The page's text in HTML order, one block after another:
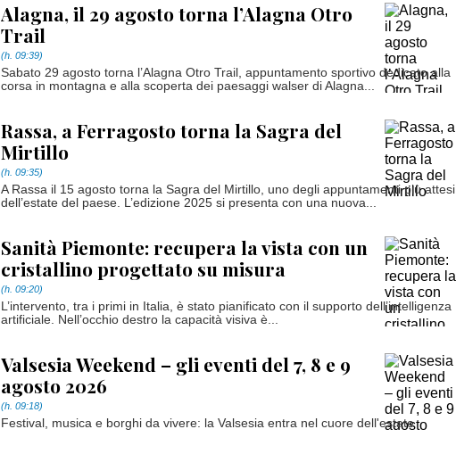
Alagna, il 29 agosto torna l’Alagna Otro
Trail
(h. 09:39)
Sabato 29 agosto torna l’Alagna Otro Trail, appuntamento sportivo dedicato alla
corsa in montagna e alla scoperta dei paesaggi walser di Alagna...
Rassa, a Ferragosto torna la Sagra del
Mirtillo
(h. 09:35)
A Rassa il 15 agosto torna la Sagra del Mirtillo, uno degli appuntamenti più attesi
dell’estate del paese. L’edizione 2025 si presenta con una nuova...
Sanità Piemonte: recupera la vista con un
cristallino progettato su misura
(h. 09:20)
L’intervento, tra i primi in Italia, è stato pianificato con il supporto dell’intelligenza
artificiale. Nell’occhio destro la capacità visiva è...
Valsesia Weekend – gli eventi del 7, 8 e 9
agosto 2026
(h. 09:18)
Festival, musica e borghi da vivere: la Valsesia entra nel cuore dell'estate